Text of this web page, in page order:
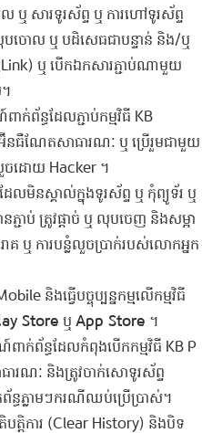
សារ​ទូរស័ព្ទ​ ​ឬ​ ​ការ​ហៅ​ទូរស័ព្ទ​
ោល​ ​ឬ​ ​បដិសេធ​ជាបន្ទាន់​ ​និង​/​ឬ​
ឬ​ ​បើក​ឯកសារ​ភ្ជាប់​ណាមួយ​
ព័ន្ធ​ដែល​ភ្ជាប់​កម្មវិធី KB
ន​ធឺ​ណែ​ត​សាធារណៈ​ ​ឬ​ ​ប្រើ​រួម​ជាមួយ​
លួច​ដោយ​ ​Hack​e​r ​។
ែល​មិន​ស្គាល់​ក្នុង​ទូរស័ព្ទ​ ​ឬ​ ​កុំព្យូទ័រ​ ​ឬ​
ាប់​ ​ត្រូវ​ផ្ដាច់​ ​ឬ​ ​លុបចេញ​ ​និង​ស​ម្អា​
ោគ​ ​ឬ​ ​ការ​បន្លំ​លួច​ប្រាក់​របស់​លោក​អ្នក
និង​ធ្វើ​បច្ចុប្បន្ន​កម្ម​លើ​កម្មវិធី​
​Store ​ ឬ​​A​p​p​ ​Store ​ ​​។
ក់ព័ន្ធ​​ដែល​កំពុង​បើក​កម្មវិធី KB ​P​
រណៈ​ ​និង​ត្រូវ​​ចាក់សោ​ទូរស័ព្ទ​
ធ​ភ្លាម​ៗ​ករណី​ឈប់​ប្រើប្រាស់​។
តិការ​ (​Clear​ ​History​) ​និង​បិទ​